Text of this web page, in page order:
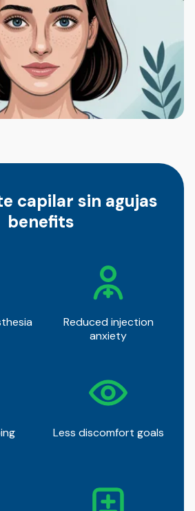
capilar sin agujas
benefits
Reduced injection
anxiety
Less discomfort goals